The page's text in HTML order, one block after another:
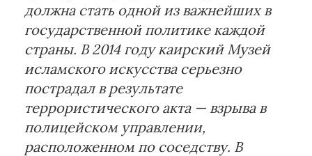
должна стать одной из важнейших в
государственной политике каждой
страны. В 2014 году каирский Музей
исламского искусства серьезно
пострадал в результате
террористического акта — взрыва в
полицейском управлении,
расположенном по соседству. В